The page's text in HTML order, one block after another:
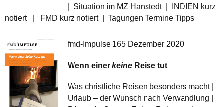
| Situation im MZ Hanstedt | INDIEN kurz
notiert | FMD kurz notiert | Tagungen Termine Tipps
fmd-Impulse 165 Dezember 2020
Wenn einer keine Reise tut
Was christliche Reisen besonders macht |
Urlaub – der Wunsch nach Verwandlung |